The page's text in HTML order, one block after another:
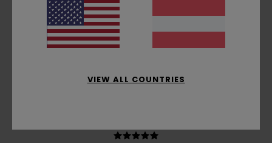
Stéphanie17. Februar 2026
Die Jacke ist sehr hübsch und warm
Ich empfehle dieses ProduktVIEW ALL COUNTRIES